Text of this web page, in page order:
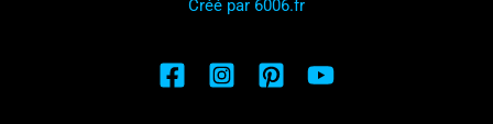
Créé par 6006.fr